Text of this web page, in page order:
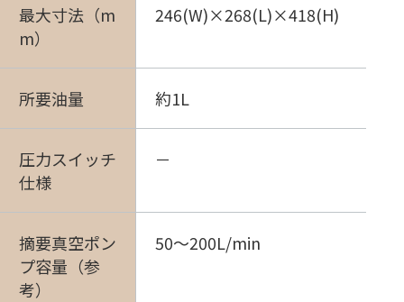
最大寸法（m
m）
246(W)×268(L)×418(H)
所要油量 約1L
圧力スイッチ
仕様
－
摘要真空ポン
プ容量（参
考）
50～200L/min